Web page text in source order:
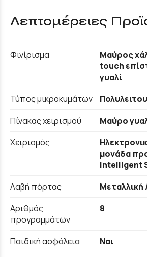
Λεπτομέρειες
Φινίρισμα
Μαύρος
touch
γυαλί
Τύπος μικροκυμάτων
Πίνακας χειρισμού
Μαύρο
Χειρισμός
μονάδα
Intelligent
Λαβή πόρτας
Μεταλλική
Αριθμός
προγραμμάτων
8
Παιδική ασφάλεια
Ναι